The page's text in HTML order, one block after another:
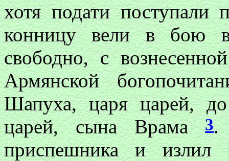
хотя подати поступали
конницу вели в бою
свободно, с
Армянской
Шапуха, царя царей, до
царей, сына Врама3.
приспешника и